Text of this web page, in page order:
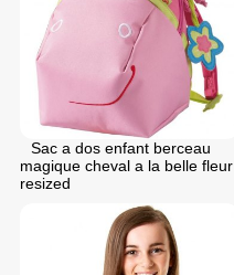
Sac a dos enfant berceau
magique cheval a la belle fleur
resized